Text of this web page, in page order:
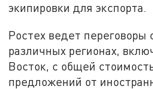
экипировки для экспорта.
Ростех ведет переговоры
различных регионах,
Восток, с общей
предложений от